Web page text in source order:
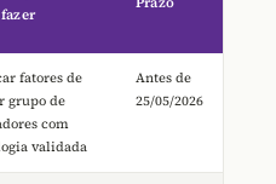
fatores de
grupo de
com
validada
Antes de
25/05/2026